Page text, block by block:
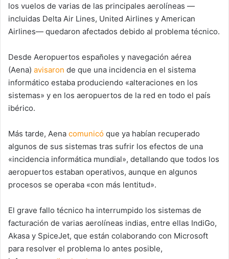
los vuelos de varias de las principales aerolíneas —
incluidas Delta Air Lines, United Airlines y American
Airlines— quedaron afectados debido al problema técnico.
Desde Aeropuertos españoles y navegación aérea
(Aena) avisaron de que una incidencia en el sistema
informático estaba produciendo «alteraciones en los
sistemas» y en los aeropuertos de la red en todo el país
ibérico.
Más tarde, Aena comunicó que ya habían recuperado
algunos de sus sistemas tras sufrir los efectos de una
«incidencia informática mundial», detallando que todos los
aeropuertos estaban operativos, aunque en algunos
procesos se operaba «con más lentitud».
El grave fallo técnico ha interrumpido los sistemas de
facturación de varias aerolíneas indias, entre ellas IndiGo,
Akasa y SpiceJet, que están colaborando con Microsoft
para resolver el problema lo antes posible,